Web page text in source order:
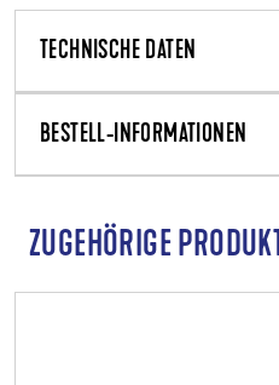
TECHNISCHE DATEN
BESTELL-INFORMATIONEN
ZUGEHÖRIGE